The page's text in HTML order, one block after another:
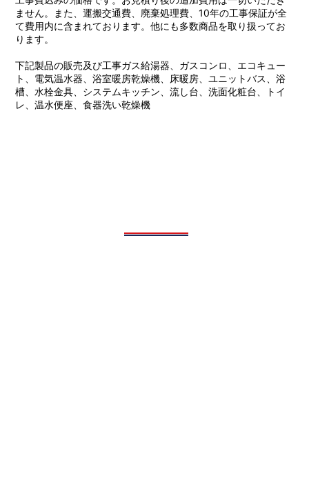
ません。また、運搬交通費、廃棄処理費、10年の工事保証が全
て費用内に含まれております。他にも多数商品を取り扱ってお
ります。
下記製品の販売及び工事ガス給湯器、ガスコンロ、エコキュー
ト、電気温水器、浴室暖房乾燥機、床暖房、ユニットバス、浴
槽、水栓金具、システムキッチン、流し台、洗面化粧台、トイ
レ、温水便座、食器洗い乾燥機